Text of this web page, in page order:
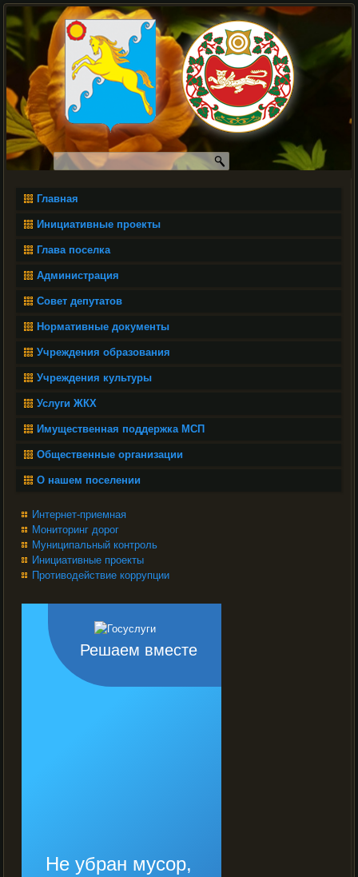
Главная
Инициативные проекты
Глава поселка
Администрация
Совет депутатов
Нормативные документы
Учреждения образования
Учреждения культуры
Услуги ЖКХ
Имущественная поддержка МСП
Общественные организации
О нашем поселении
Интернет-приемная
Мониторинг дорог
Муниципальный контроль
Инициативные проекты
Противодействие коррупции
Решаем вместе
Не убран мусор,